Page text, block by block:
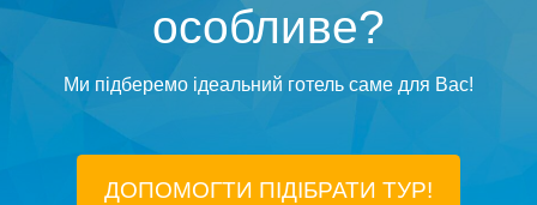
особливе?
Ми підберемо ідеальний готель саме для Вас!
ДОПОМОГТИ ПІДIБРАТИ ТУР!